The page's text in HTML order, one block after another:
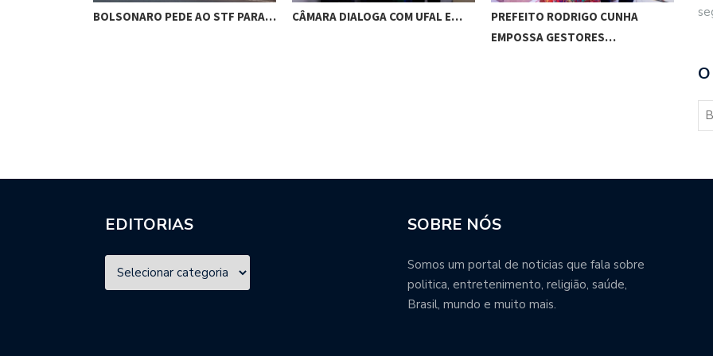
BOLSONARO PEDE AO STF PARA… CÂMARA DIALOGA COM UFAL E…
PREFEITO RODRIGO CUNHA
EMPOSSA GESTORES…
EDITORIAS SOBRE NÓS
Somos um portal de noticias que fala sobre
politica, entretenimento, religião, saúde,
Brasil, mundo e muito mais.